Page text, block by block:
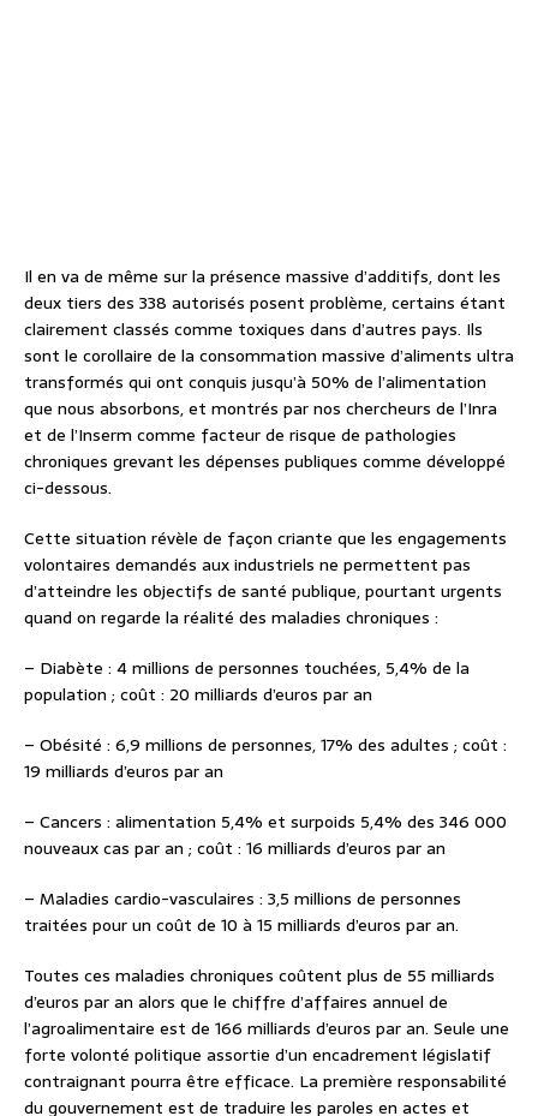
Il en va de même sur la présence massive d’additifs, dont les
deux tiers des 338 autorisés posent problème, certains étant
clairement classés comme toxiques dans d’autres pays. Ils
sont le corollaire de la consommation massive d’aliments ultra
transformés qui ont conquis jusqu’à 50% de l’alimentation
que nous absorbons, et montrés par nos chercheurs de l’Inra
et de l’Inserm comme facteur de risque de pathologies
chroniques grevant les dépenses publiques comme développé
ci-dessous.
Cette situation révèle de façon criante que les engagements
volontaires demandés aux industriels ne permettent pas
d’atteindre les objectifs de santé publique, pourtant urgents
quand on regarde la réalité des maladies chroniques :
– Diabète : 4 millions de personnes touchées, 5,4% de la
population ; coût : 20 milliards d’euros par an
– Obésité : 6,9 millions de personnes, 17% des adultes ; coût :
19 milliards d’euros par an
– Cancers : alimentation 5,4% et surpoids 5,4% des 346 000
nouveaux cas par an ; coût : 16 milliards d’euros par an
– Maladies cardio-vasculaires : 3,5 millions de personnes
traitées pour un coût de 10 à 15 milliards d’euros par an.
Toutes ces maladies chroniques coûtent plus de 55 milliards
d’euros par an alors que le chiffre d’affaires annuel de
l’agroalimentaire est de 166 milliards d’euros par an. Seule une
forte volonté politique assortie d’un encadrement législatif
contraignant pourra être efficace. La première responsabilité
du gouvernement est de traduire les paroles en actes et